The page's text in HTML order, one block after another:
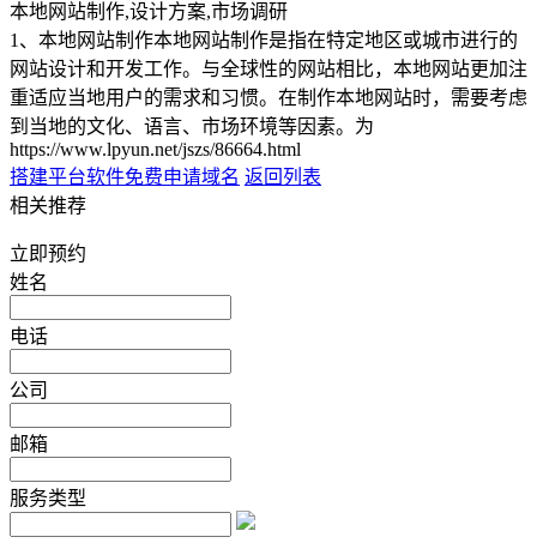
本地网站制作,设计方案,市场调研
1、本地网站制作本地网站制作是指在特定地区或城市进行的
网站设计和开发工作。与全球性的网站相比，本地网站更加注
重适应当地用户的需求和习惯。在制作本地网站时，需要考虑
到当地的文化、语言、市场环境等因素。为
https://www.lpyun.net/jszs/86664.html
搭建平台软件免费申请域名 返回列表
相关推荐
立即预约
姓名
电话
公司
邮箱
服务类型